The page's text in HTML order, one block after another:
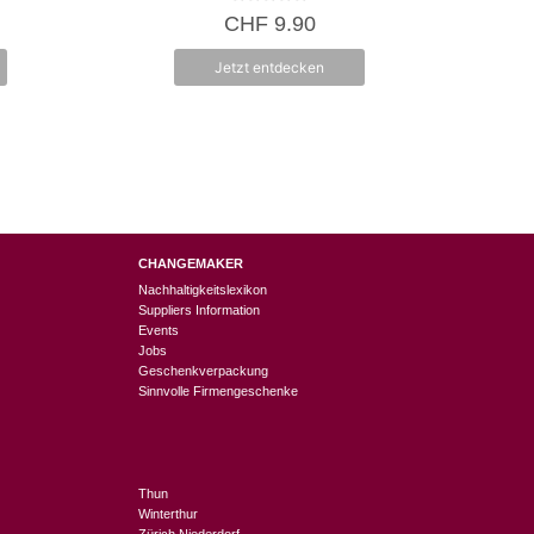
0
v
5
CHF9.90
Jetzt entdecken
CHANGEMAKER
Nachhaltigkeitslexikon
Suppliers Information
Events
Jobs
Geschenkverpackung
Sinnvolle Firmengeschenke
Thun
Winterthur